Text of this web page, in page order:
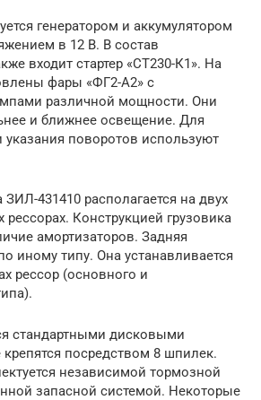
генератором и аккумулятором
в 12 В. В состав
входит стартер «СТ230-К1». На
фары «ФГ2-А2» с
различной мощности. Они
и ближнее освещение. Для
указания поворотов используют
431410 располагается на двух
рессорах. Конструкцией грузовика
амортизаторов. Задняя
иному типу. Она устанавливается
рессор (основного и
стандартными дисковыми
посредством 8 шпилек.
независимой тормозной
запасной системой. Некоторые